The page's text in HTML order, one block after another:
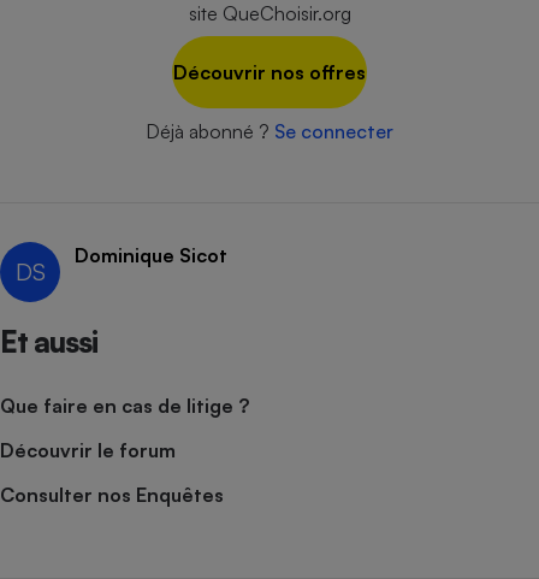
site QueChoisir.org
Découvrir nos offres
Déjà abonné ? Se connecter
DS
Dominique Sicot
Et aussi
Que faire en cas de litige ?
Découvrir le forum
Consulter nos Enquêtes
Antivirus